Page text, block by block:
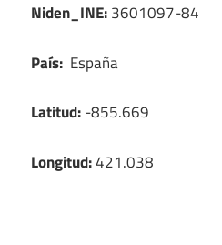
Niden_INE:3601097-84
País: España
Latitud:-855.669
Longitud:421.038